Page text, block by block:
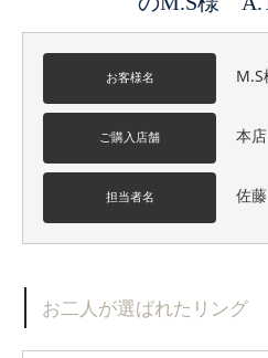
お客様名
ご購入店舗 本店
担当者名 佐藤
お二人が選ばれたリング